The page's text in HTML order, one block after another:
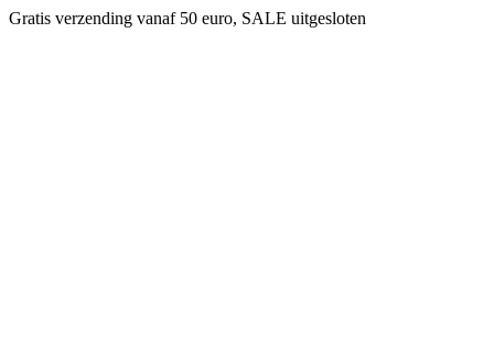
Gratis verzending vanaf 50 euro, SALE uitgesloten